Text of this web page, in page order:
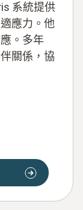
系統提供
應力。他
。多年
關係，協